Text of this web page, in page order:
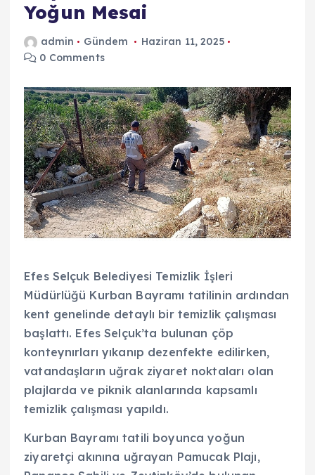
Yoğun Mesai
admin Gündem
Haziran 11, 2025
0 Comments
Efes Selçuk Belediyesi Temizlik İşleri
Müdürlüğü Kurban Bayramı tatilinin ardından
kent genelinde detaylı bir temizlik çalışması
başlattı. Efes Selçuk’ta bulunan çöp
konteynırları yıkanıp dezenfekte edilirken,
vatandaşların uğrak ziyaret noktaları olan
plajlarda ve piknik alanlarında kapsamlı
temizlik çalışması yapıldı.
Kurban Bayramı tatili boyunca yoğun
ziyaretçi akınına uğrayan Pamucak Plajı,